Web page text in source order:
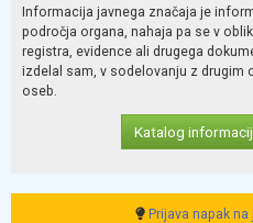
Informacija javnega značaja je
področja organa, nahaja pa se v
registra, evidence ali drugega
izdelal sam, v sodelovanju z drugim
oseb.
Katalog
Prijava napak